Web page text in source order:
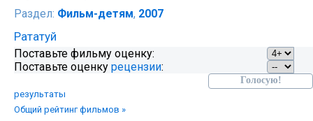
Раздел: Фильм-детям, 2007
Рататуй
Поставьте фильму оценку:
Поставьте оценку рецензии:
результаты
Общий рейтинг фильмов »